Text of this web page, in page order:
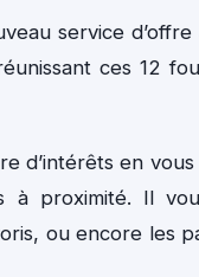
service
ces 12
d’intérêts en
à proximité. Il
ou encore les